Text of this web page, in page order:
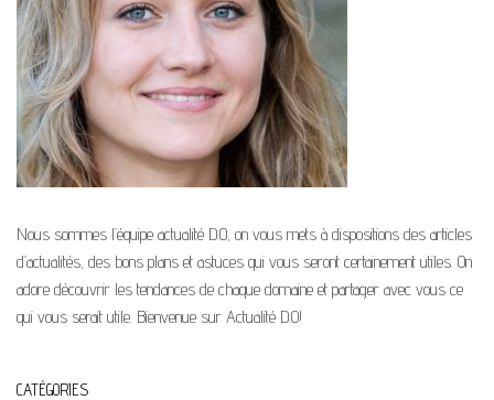
Nous sommes l’équipe actualité D.O, on vous mets à dispositions des articles
d’actualités, des bons plans et astuces qui vous seront certainement utiles. On
adore découvrir les tendances de chaque domaine et partager avec vous ce
qui vous serait utile. Bienvenue sur Actualité D.O!
CATÉGORIES